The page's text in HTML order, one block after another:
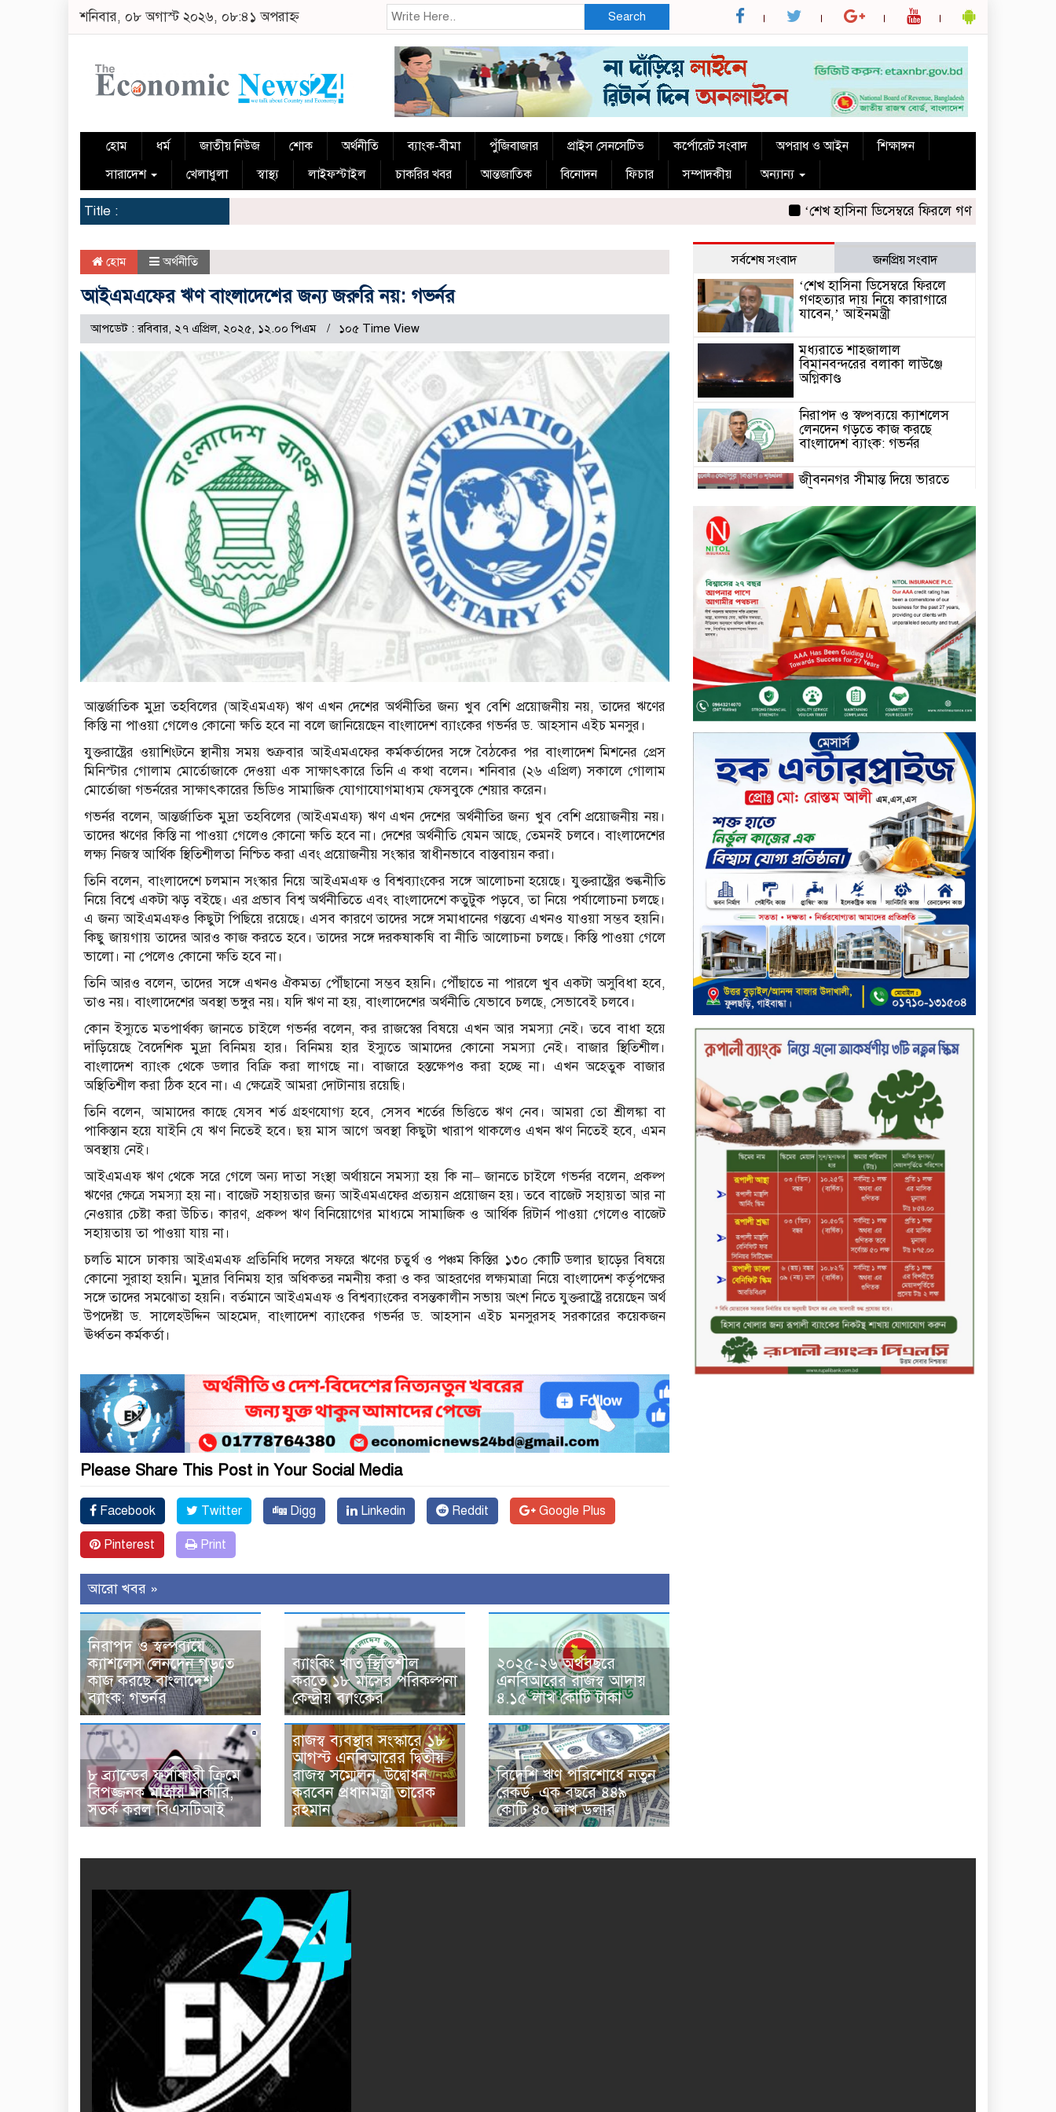
শনিবার, ০৮ অগাস্ট ২০২৬, ০৮:৪১ অপরাহ্ন Search
হোম ধর্ম জাতীয় নিউজ শোক অর্থনীতি ব্যাংক-বীমা পুঁজিবাজার প্রাইস সেনসেটিভ কর্পোরেট সংবাদ অপরাধ ও আইন
শিক্ষাঙ্গন
সারাদেশ
খেলাধুলা স্বাস্থ্য লাইফস্টাইল চাকরির খবর আন্তজাতিক বিনোদন ফিচার সম্পাদকীয় অন্যান্য
Title : ‘শেখ হাসিনা ডিসেম্বরে ফিরলে গণহত্যার দায় নিয়ে
হোম অর্থনীতি
আইএমএফের ঋণ বাংলাদেশের জন্য জরুরি নয়: গভর্নর
আপডেট : রবিবার, ২৭ এপ্রিল, ২০২৫, ১২.০০ পিএম ১০৫ Time View
আন্তর্জাতিক মুদ্রা তহবিলের (আইএমএফ) ঋণ এখন দেশের অর্থনীতির জন্য খুব বেশি প্রয়োজনীয় নয়, তাদের ঋণের
কিস্তি না পাওয়া গেলেও কোনো ক্ষতি হবে না বলে জানিয়েছেন বাংলাদেশ ব্যাংকের গভর্নর ড. আহসান এইচ মনসুর।
যুক্তরাষ্ট্রের ওয়াশিংটনে স্থানীয় সময় শুক্রবার আইএমএফের কর্মকর্তাদের সঙ্গে বৈঠকের পর বাংলাদেশ মিশনের প্রেস
মিনিস্টার গোলাম মোর্তোজাকে দেওয়া এক সাক্ষাৎকারে তিনি এ কথা বলেন। শনিবার (২৬ এপ্রিল) সকালে গোলাম
মোর্তোজা গভর্নরের সাক্ষাৎকারের ভিডিও সামাজিক যোগাযোগমাধ্যম ফেসবুকে শেয়ার করেন।
গভর্নর বলেন, আন্তর্জাতিক মুদ্রা তহবিলের (আইএমএফ) ঋণ এখন দেশের অর্থনীতির জন্য খুব বেশি প্রয়োজনীয় নয়।
তাদের ঋণের কিস্তি না পাওয়া গেলেও কোনো ক্ষতি হবে না। দেশের অর্থনীতি যেমন আছে, তেমনই চলবে। বাংলাদেশের
লক্ষ্য নিজস্ব আর্থিক স্থিতিশীলতা নিশ্চিত করা এবং প্রয়োজনীয় সংস্কার স্বাধীনভাবে বাস্তবায়ন করা।
তিনি বলেন, বাংলাদেশে চলমান সংস্কার নিয়ে আইএমএফ ও বিশ্বব্যাংকের সঙ্গে আলোচনা হয়েছে। যুক্তরাষ্ট্রের শুল্কনীতি
নিয়ে বিশ্বে একটা ঝড় বইছে। এর প্রভাব বিশ্ব অর্থনীতিতে এবং বাংলাদেশে কতুটুক পড়বে, তা নিয়ে পর্যালোচনা চলছে।
এ জন্য আইএমএফও কিছুটা পিছিয়ে রয়েছে। এসব কারণে তাদের সঙ্গে সমাধানের গন্তব্যে এখনও যাওয়া সম্ভব হয়নি।
কিছু জায়গায় তাদের আরও কাজ করতে হবে। তাদের সঙ্গে দরকষাকষি বা নীতি আলোচনা চলছে। কিস্তি পাওয়া গেলে
ভালো। না পেলেও কোনো ক্ষতি হবে না।
তিনি আরও বলেন, তাদের সঙ্গে এখনও ঐকমত্য পৌঁছানো সম্ভব হয়নি। পৌঁছাতে না পারলে খুব একটা অসুবিধা হবে,
তাও নয়। বাংলাদেশের অবস্থা ভঙ্গুর নয়। যদি ঋণ না হয়, বাংলাদেশের অর্থনীতি যেভাবে চলছে, সেভাবেই চলবে।
কোন ইস্যুতে মতপার্থক্য জানতে চাইলে গভর্নর বলেন, কর রাজস্বের বিষয়ে এখন আর সমস্যা নেই। তবে বাধা হয়ে
দাঁড়িয়েছে বৈদেশিক মুদ্রা বিনিময় হার। বিনিময় হার ইস্যুতে আমাদের কোনো সমস্যা নেই। বাজার স্থিতিশীল।
বাংলাদেশ ব্যাংক থেকে ডলার বিক্রি করা লাগছে না। বাজারে হস্তক্ষেপও করা হচ্ছে না। এখন অহেতুক বাজার
অস্থিতিশীল করা ঠিক হবে না। এ ক্ষেত্রেই আমরা দোটানায় রয়েছি।
তিনি বলেন, আমাদের কাছে যেসব শর্ত গ্রহণযোগ্য হবে, সেসব শর্তের ভিত্তিতে ঋণ নেব। আমরা তো শ্রীলঙ্কা বা
পাকিস্তান হয়ে যাইনি যে ঋণ নিতেই হবে। ছয় মাস আগে অবস্থা কিছুটা খারাপ থাকলেও এখন ঋণ নিতেই হবে, এমন
অবস্থায় নেই।
আইএমএফ ঋণ থেকে সরে গেলে অন্য দাতা সংস্থা অর্থায়নে সমস্যা হয় কি না– জানতে চাইলে গভর্নর বলেন, প্রকল্প
ঋণের ক্ষেত্রে সমস্যা হয় না। বাজেট সহায়তার জন্য আইএমএফের প্রত্যয়ন প্রয়োজন হয়। তবে বাজেট সহায়তা আর না
নেওয়ার চেষ্টা করা উচিত। কারণ, প্রকল্প ঋণ বিনিয়োগের মাধ্যমে সামাজিক ও আর্থিক রিটার্ন পাওয়া গেলেও বাজেট
সহায়তায় তা পাওয়া যায় না।
চলতি মাসে ঢাকায় আইএমএফ প্রতিনিধি দলের সফরে ঋণের চতুর্থ ও পঞ্চম কিস্তির ১৩০ কোটি ডলার ছাড়ের বিষয়ে
কোনো সুরাহা হয়নি। মুদ্রার বিনিময় হার অধিকতর নমনীয় করা ও কর আহরণের লক্ষ্যমাত্রা নিয়ে বাংলাদেশ কর্তৃপক্ষের
সঙ্গে তাদের সমঝোতা হয়নি। বর্তমানে আইএমএফ ও বিশ্বব্যাংকের বসন্তকালীন সভায় অংশ নিতে যুক্তরাষ্ট্রে রয়েছেন অর্থ
উপদেষ্টা ড. সালেহউদ্দিন আহমেদ, বাংলাদেশ ব্যাংকের গভর্নর ড. আহসান এইচ মনসুরসহ সরকারের কয়েকজন
ঊর্ধ্বতন কর্মকর্তা।
Please Share This Post in Your Social Media
Facebook Twitter Digg Linkedin Reddit Google Plus
Pinterest Print
আরো খবর »
নিরাপদ ও স্বল্পব্যয়ে
ক্যাশলেস লেনদেন গড়তে
কাজ করছে বাংলাদেশ
ব্যাংক: গভর্নর
ব্যাংকিং খাত স্থিতিশীল
করতে ১৮ মাসের পরিকল্পনা
কেন্দ্রীয় ব্যাংকের
২০২৫-২৬ অর্থবছরে
এনবিআরের রাজস্ব আদায়
৪.১৫ লাখ কোটি টাকা
৮ ব্র্যান্ডের ফর্সাকারী ক্রিমে
বিপজ্জনক মাত্রায় মার্কারি,
সতর্ক করল বিএসটিআই
রাজস্ব ব্যবস্থার সংস্কারে ১৮
আগস্ট এনবিআরের দ্বিতীয়
রাজস্ব সম্মেলন, উদ্বোধন
করবেন প্রধানমন্ত্রী তারেক
রহমান
বিদেশি ঋণ পরিশোধে নতুন
রেকর্ড, এক বছরে ৪৪৯
কোটি ৪০ লাখ ডলার
সর্বশেষ সংবাদ জনপ্রিয় সংবাদ
‘শেখ হাসিনা ডিসেম্বরে ফিরলে
গণহত্যার দায় নিয়ে কারাগারে
যাবেন,’ আইনমন্ত্রী
মধ্যরাতে শাহজালাল
বিমানবন্দরের বলাকা লাউঞ্জে
অগ্নিকাণ্ড
নিরাপদ ও স্বল্পব্যয়ে ক্যাশলেস
লেনদেন গড়তে কাজ করছে
বাংলাদেশ ব্যাংক: গভর্নর
জীবননগর সীমান্ত দিয়ে ভারতে
অবৈধ অনুপ্রবেশের সময় ৮
বাংলাদেশি নারী আটক
মাধবপুর গৃহবধূর ঝুলন্ত মরদেহ
উদ্ধার করছে পুলিশ
চ্যানেল আইয়ের ‘আমরাই
বাংলাদেশ’ টকশোতে সাইফুল
ইসলাম সোহেল ও চিত্রনায়ক ডিএ
তায়েব
টাঙ্গাইলে নিহত বাস মালিকদের
পরিবারকে অনুদান ও সম্মাননা
প্রদান
টাঙ্গাইলে ভাষা কর্মশালা ও পুরষ্কার
বিতরণ
সড়ক নিরাপত্তায় বিশেষ অবদান
রাখায় নিসচা বিশেষ সম্মাননা
পেলেন লায়ন গনি মিয়া বাবুল
মার্কেন্টাইল ব্যাংকের নির্বাহী
কমিটির চেয়ারম্যান হলেন
আনোয়ারুল হক
সপ্তাহের শেষ কার্যদিবসে
লেনদেনের তালিকায় শীর্ষে উঠে
এসেছে শার্প ইন্ডাস্ট্রিজ
সপ্তাহের শেষ কার্যদিবসে
দরপতনের শীর্ষে সেনা ইন্স্যুরেন্স
সপ্তাহের শেষ কার্যদিবসে দরবৃদ্ধির
শীর্ষে নিটল ইন্স্যুরেন্স
সিলেটের ওসমানীনগরে দুই বাসের
মুখোমুখি সংঘর্ষে ৮ জন নিহত
২০২৯ সালের মধ্যে বাংলাদেশের
সবচেয়ে বিশ্বস্ত, টেকসই ও
ক্যাশলেস ব্যাংক হওয়ার লক্ষ্য
নিয়ে ‘ভিশন ২০২৯’ উন্মোচন করল
কমিউনিটি ব্যাংক বাংলাদেশ
পিএলসি